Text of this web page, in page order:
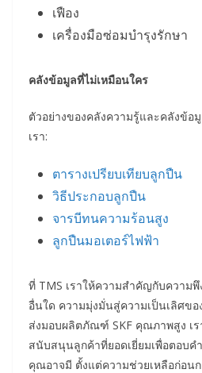
เฟือง
เครื่องมือซ่อมบำรุงรักษา
คลังข้อมูลที่ไม่เหมือนใคร
ตัวอย่างของคลังความรู้และคลังข้อ
เรา:
ตารางเปรียบเทียบลูกปืน
วิธีประกอบลูกปืน
จารบีทนความร้อนสูง
ลูกปืนมอเตอร์ไฟฟ้า
ที่ TMS เราให้ความสำคัญกับความ
อื่นใด ความมุ่งมั่นสู่ความเป็นเลิศขอ
ส่งมอบผลิตภัณฑ์ SKF คุณภาพสูง เร
สนับสนุนลูกค้าที่ยอดเยี่ยมเพื่อตอบค
คุณอาจมี ตั้งแต่ความช่วยเหลือก่อน